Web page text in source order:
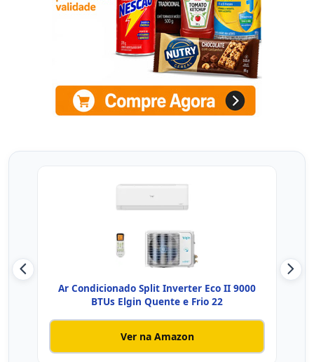
Ar Condicionado Split Inverter Eco II 9000
BTUs Elgin Quente e Frio 22
Ver na Amazon